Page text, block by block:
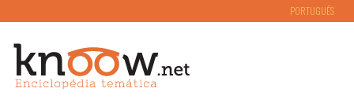
PORTUGUÊS